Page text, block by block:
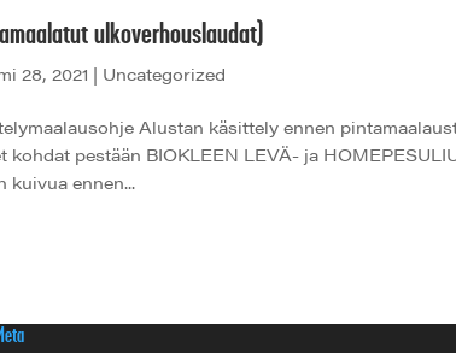
ulkoverhouslaudat)
28, 2021 | Uncategorized
Alustan käsittely ennen
kohdat pestään BIOKLEEN LEVÄ- ja
kuivua ennen...